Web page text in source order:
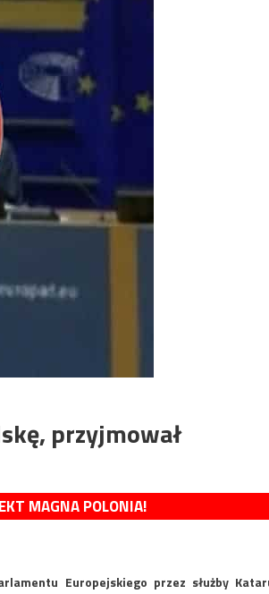
przyjmował
MAGNA POLONIA!
Europejskiego przez służby